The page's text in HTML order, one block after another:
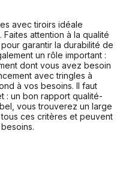
avec tiroirs idéale
attention à la qualité
garantir la durabilité de
un rôle important :
dont vous avez besoin
avec tringles à
à vos besoins. Il faut
: un bon rapport qualité-
vous trouverez un large
ces critères et peuvent